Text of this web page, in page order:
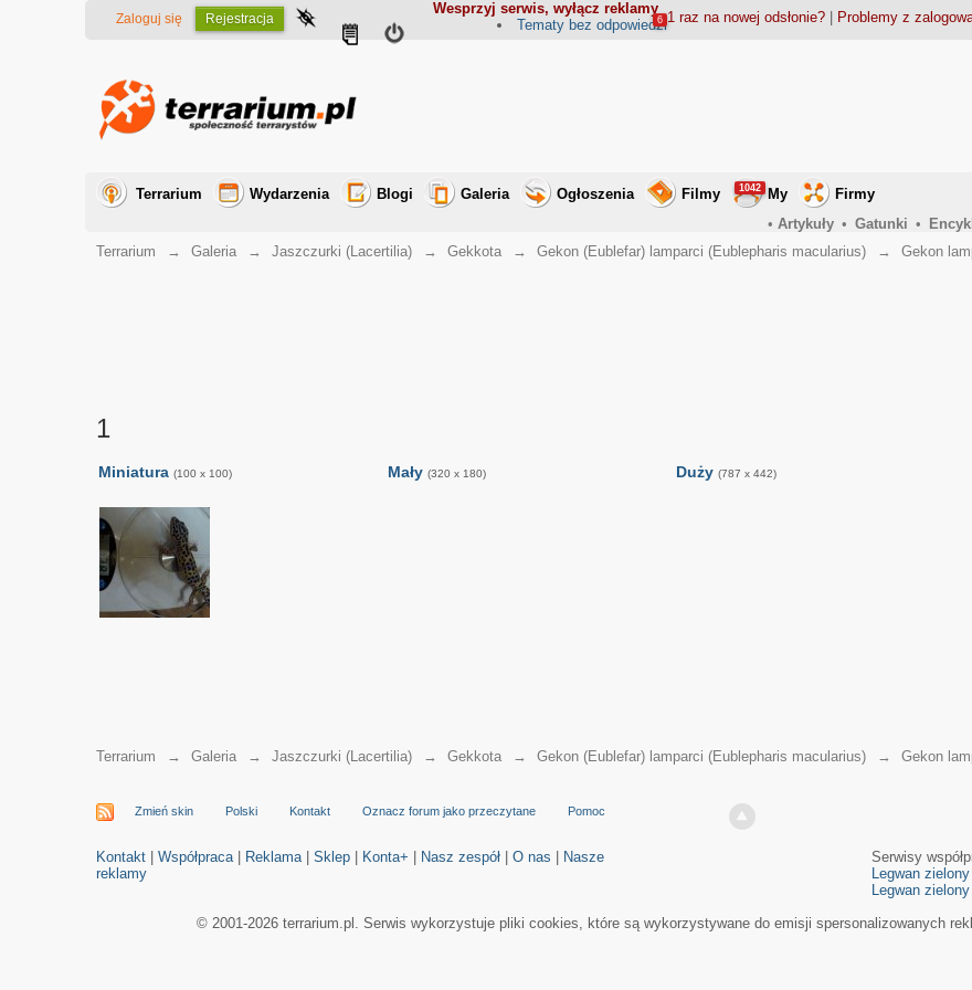
Wesprzyj serwis, wyłącz reklamy
Zaloguj się Rejestracja 1 raz na nowej odsłonie?| Problemy z
Tematy bez odpowiedzi
6
Terrarium Wydarzenia Blogi Galeria Ogłoszenia Filmy My
1042
Firmy
• Artykuły • Gatunki •
Terrarium
→ Galeria → Jaszczurki (Lacertilia) → Gekkota → Gekon (Eublefar) lamparci (Eublepharis macularius) → Gekon
1
Miniatura (100 x 100) Mały (320 x 180) Duży (787 x 442)
Terrarium → Galeria → Jaszczurki (Lacertilia) → Gekkota → Gekon (Eublefar) lamparci (Eublepharis macularius) → Gekon
Zmień skin Polski Kontakt Oznacz forum jako przeczytane Pomoc
Kontakt |Współpraca| Reklama|Sklep Konta+ Nasz zespół |O nas
Nasze
reklamy
Serwisy
Legwan zielony
Legwan zielony
© 2001-2026 terrarium.pl. Serwis wykorzystuje pliki cookies, które są wykorzystywane do emisji spersonalizowanych